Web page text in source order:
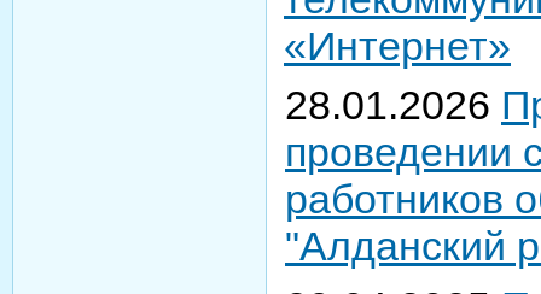
«Интернет»
28.01.2026
проведении
работников
"Алданский